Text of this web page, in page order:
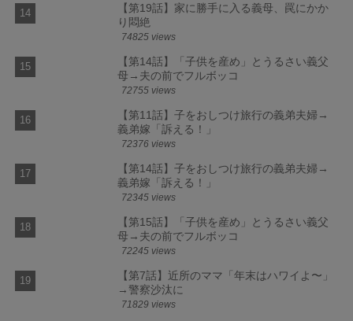
【第19話】家に勝手に入る義母、罠にかか
り悶絶
74825 views
【第14話】「子供を産め」とうるさい義父
母→夫の前でフルボッコ
72755 views
【第11話】子をおしつけ旅行の義弟夫婦→
義弟嫁「訴える！」
72376 views
【第14話】子をおしつけ旅行の義弟夫婦→
義弟嫁「訴える！」
72345 views
【第15話】「子供を産め」とうるさい義父
母→夫の前でフルボッコ
72245 views
【第7話】近所のママ「年末はハワイよ〜」
→警察沙汰に
71829 views